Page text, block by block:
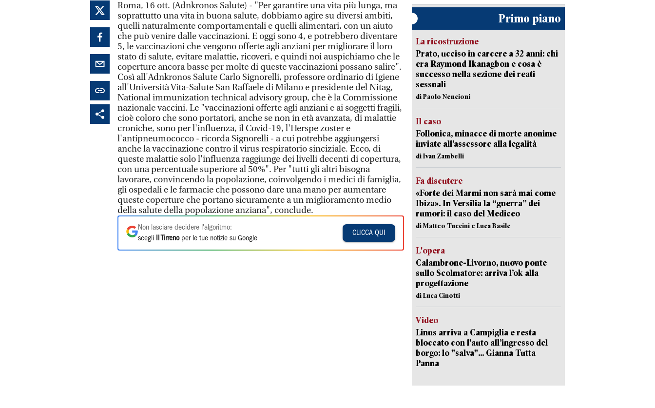
Roma, 16 ott. (Adnkronos Salute) - "Per garantire una vita più lunga, ma
soprattutto una vita in buona salute, dobbiamo agire su diversi ambiti,
quelli naturalmente comportamentali e quelli alimentari, con un aiuto
che può venire dalle vaccinazioni. E oggi sono 4, e potrebbero diventare
5, le vaccinazioni che vengono offerte agli anziani per migliorare il loro
stato di salute, evitare malattie, ricoveri, e quindi noi auspichiamo che le
coperture ancora basse per molte di queste vaccinazioni possano salire".
Così all'Adnkronos Salute Carlo Signorelli, professore ordinario di Igiene
all'Università Vita-Salute San Raffaele di Milano e presidente del Nitag,
National immunization technical advisory group, che è la Commissione
nazionale vaccini. Le "vaccinazioni offerte agli anziani e ai soggetti fragili,
cioè coloro che sono portatori, anche se non in età avanzata, di malattie
croniche, sono per l'influenza, il Covid-19, l'Herspe zoster e
l'antipneumococco - ricorda Signorelli - a cui potrebbe aggiungersi
anche la vaccinazione contro il virus respiratorio sinciziale. Ecco, di
queste malattie solo l'influenza raggiunge dei livelli decenti di copertura,
con una percentuale superiore al 50%". Per "tutti gli altri bisogna
lavorare, convincendo la popolazione, coinvolgendo i medici di famiglia,
gli ospedali e le farmacie che possono dare una mano per aumentare
queste coperture che portano sicuramente a un miglioramento medio
della salute della popolazione anziana", conclude.
Non lasciare decidere l'algoritmo:
scegli
Il Tirrenoper le tue notizie su Google
CLICCA QUI
Primo piano
La ricostruzione
Prato, ucciso in carcere a 32 anni: chi
era Raymond Ikanagbon e cosa è
successo nella sezione dei reati
sessuali
di Paolo Nencioni
Il caso
Follonica, minacce di morte anonime
inviate all’assessore alla legalità
di Ivan Zambelli
Fa discutere
«Forte dei Marmi non sarà mai come
Ibiza». In Versilia la “guerra” dei
rumori: il caso del Mediceo
di Matteo Tuccini e Luca Basile
L'opera
Calambrone-Livorno, nuovo ponte
sullo Scolmatore: arriva l’ok alla
progettazione
di Luca Cinotti
Video
Linus arriva a Campiglia e resta
bloccato con l'auto all’ingresso del
borgo: lo "salva"... Gianna Tutta
Panna